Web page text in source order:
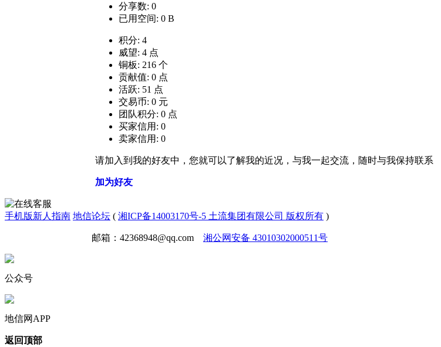
分享数: 0
已用空间: 0 B
积分: 4
威望: 4 点
铜板: 216 个
贡献值: 0 点
活跃: 51 点
交易币: 0 元
团队积分: 0 点
买家信用: 0
卖家信用: 0
请加入到我的好友中，您就可以了解我的近况，与我一起交流，随时与我保持联系
加为好友
手机版新人指南 地信论坛 ( 湘ICP备14003170号-5 土流集团有限公司 版权所有 )
邮箱：42368948@qq.com 湘公网安备 43010302000511号
公众号
地信网APP
返回顶部